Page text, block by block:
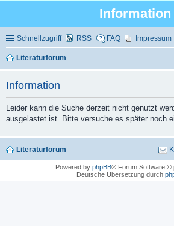
Information
Schnellzugriff RSS FAQ Impressum
Literaturforum
Information
Leider kann die Suche derzeit nicht genutzt
ausgelastet ist. Bitte versuche es später noch
Literaturforum
Powered by phpBB® Forum Software ©
Deutsche Übersetzung durch